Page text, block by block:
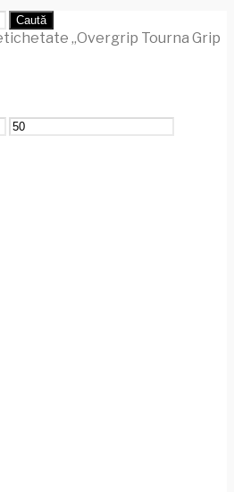
Caută
„Overgrip Tourna Grip
Preț
maxim